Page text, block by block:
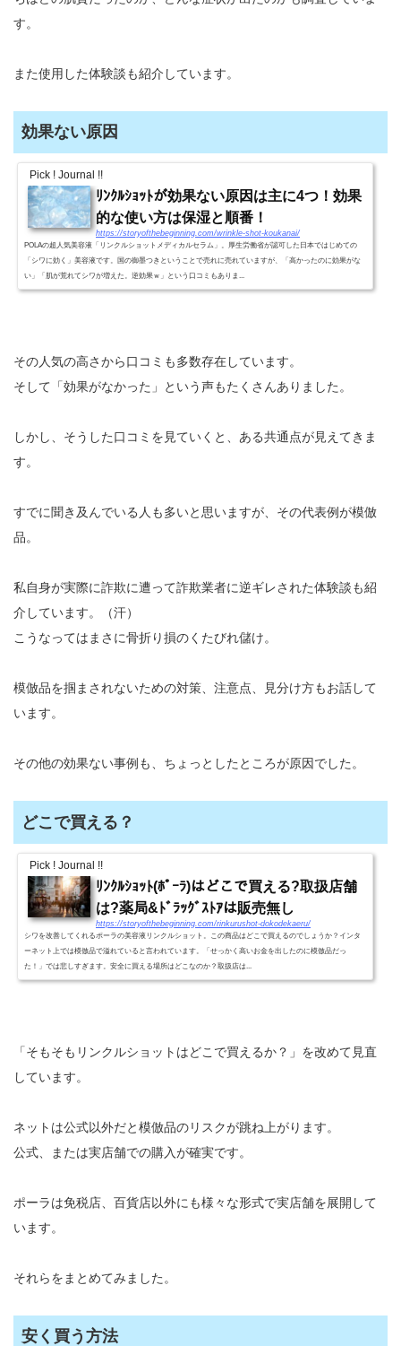
す。
また使用した体験談も紹介しています。
効果ない原因
Pick ! Journal !!
ﾘﾝｸﾙｼｮｯﾄが効果ない原因は主に4つ！効果
的な使い方は保湿と順番！
https://storyofthebeginning.com/wrinkle-shot-koukanai/
POLAの超人気美容液「リンクルショットメディカルセラム」。厚生労働省が認可した日本ではじめての
「シワに効く」美容液です。国の御墨つきということで売れに売れていますが、「高かったのに効果がな
い」「肌が荒れてシワが増えた。逆効果ｗ」という口コミもありま...
その人気の高さから口コミも多数存在しています。
そして「効果がなかった」という声もたくさんありました。
しかし、そうした口コミを見ていくと、ある共通点が見えてきま
す。
すでに聞き及んでいる人も多いと思いますが、その代表例が模倣
品。
私自身が実際に詐欺に遭って詐欺業者に逆ギレされた体験談も紹
介しています。（汗）
こうなってはまさに骨折り損のくたびれ儲け。
模倣品を掴まされないための対策、注意点、見分け方もお話して
います。
その他の効果ない事例も、ちょっとしたところが原因でした。
どこで買える？
Pick ! Journal !!
ﾘﾝｸﾙｼｮｯﾄ(ﾎﾟｰﾗ)はどこで買える?取扱店舗
は?薬局&ﾄﾞﾗｯｸﾞｽﾄｱは販売無し
https://storyofthebeginning.com/rinkurushot-dokodekaeru/
シワを改善してくれるポーラの美容液リンクルショット。この商品はどこで買えるのでしょうか？インタ
ーネット上では模倣品で溢れていると言われています。「せっかく高いお金を出したのに模倣品だっ
た！」では悲しすぎます。安全に買える場所はどこなのか？取扱店は...
「そもそもリンクルショットはどこで買えるか？」を改めて見直
しています。
ネットは公式以外だと模倣品のリスクが跳ね上がります。
公式、または実店舗での購入が確実です。
ポーラは免税店、百貨店以外にも様々な形式で実店舗を展開して
います。
それらをまとめてみました。
安く買う方法